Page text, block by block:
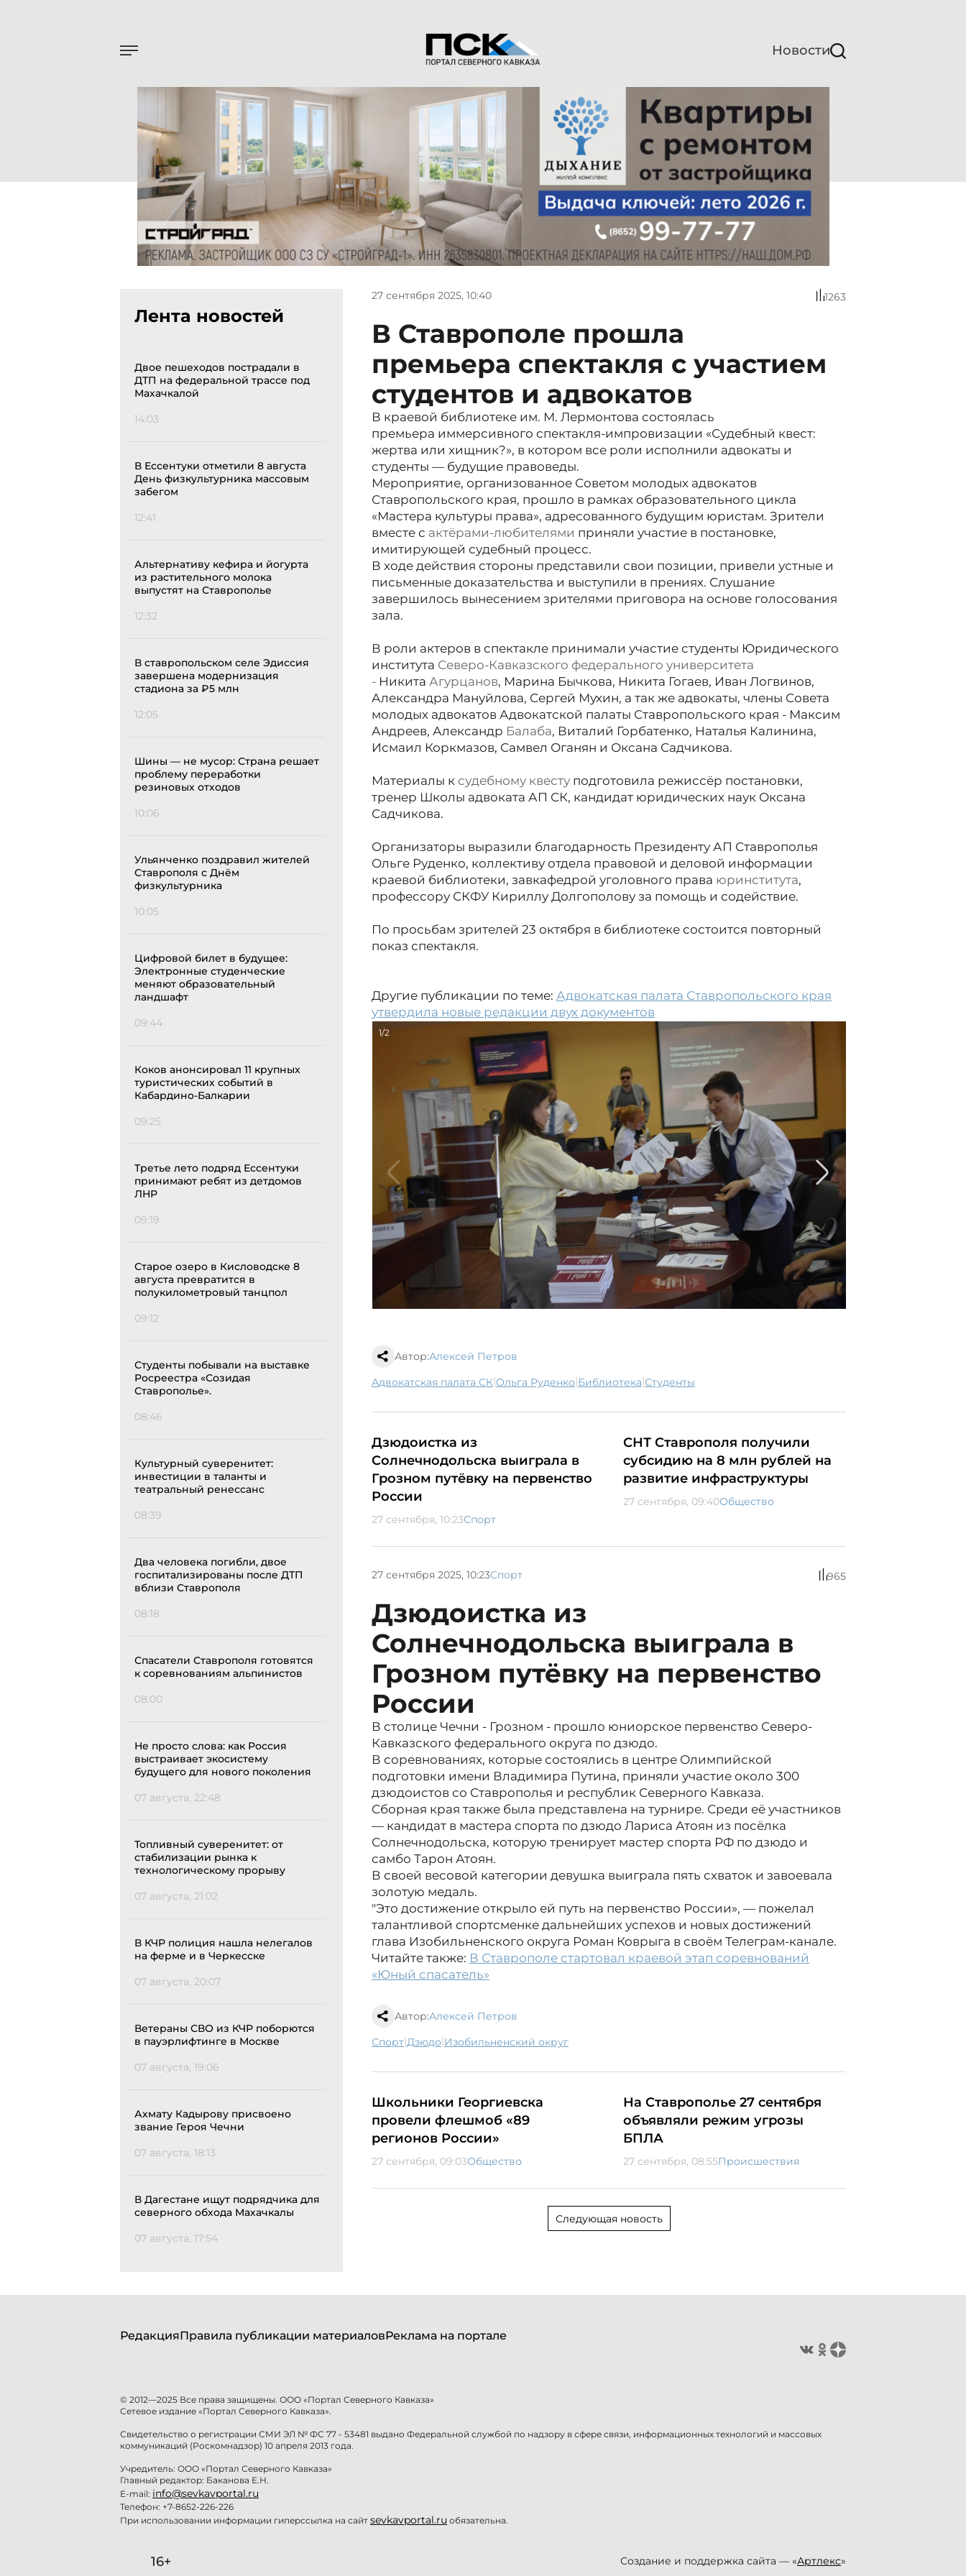
Новости
Лента новостей
Двое пешеходов пострадали в
ДТП на федеральной трассе под
Махачкалой
14:03
В Ессентуки отметили 8 августа
День физкультурника массовым
забегом
12:41
Альтернативу кефира и йогурта
из растительного молока
выпустят на Ставрополье
12:32
В ставропольском селе Эдиссия
завершена модернизация
стадиона за ₽5 млн
12:05
Шины — не мусор: Страна решает
проблему переработки
резиновых отходов
10:06
Ульянченко поздравил жителей
Ставрополя с Днём
физкультурника
10:05
Цифровой билет в будущее:
Электронные студенческие
меняют образовательный
ландшафт
09:44
Коков анонсировал 11 крупных
туристических событий в
Кабардино-Балкарии
09:25
Третье лето подряд Ессентуки
принимают ребят из детдомов
ЛНР
09:19
Старое озеро в Кисловодске 8
августа превратится в
полукилометровый танцпол
09:12
Студенты побывали на выставке
Росреестра «Созидая
Ставрополье».
08:46
Культурный суверенитет:
инвестиции в таланты и
театральный ренессанс
08:39
Два человека погибли, двое
госпитализированы после ДТП
вблизи Ставрополя
08:18
Спасатели Ставрополя готовятся
к соревнованиям альпинистов
08:00
Не просто слова: как Россия
выстраивает экосистему
будущего для нового поколения
07 августа, 22:48
Топливный суверенитет: от
стабилизации рынка к
технологическому прорыву
07 августа, 21:02
В КЧР полиция нашла нелегалов
на ферме и в Черкесске
07 августа, 20:07
Ветераны СВО из КЧР поборются
в пауэрлифтинге в Москве
07 августа, 19:06
Ахмату Кадырову присвоено
звание Героя Чечни
07 августа, 18:13
В Дагестане ищут подрядчика для
северного обхода Махачкалы
07 августа, 17:54
27 сентября 2025, 10:40 1263
В Ставрополе прошла
премьера спектакля с участием
студентов и адвокатов
В краевой библиотеке им. М. Лермонтова состоялась
премьера иммерсивного спектакля-импровизации «Судебный квест:
жертва или хищник?», в котором все роли исполнили адвокаты и
студенты — будущие правоведы.
Мероприятие, организованное Советом молодых адвокатов
Ставропольского края, прошло в рамках образовательного цикла
«Мастера культуры права», адресованного будущим юристам. Зрители
вместе с актёрами-любителями приняли участие в постановке,
имитирующей судебный процесс.
В ходе действия стороны представили свои позиции, привели устные и
письменные доказательства и выступили в прениях. Слушание
завершилось вынесением зрителями приговора на основе голосования
зала.
В роли актеров в спектакле принимали участие студенты Юридического
института Северо-Кавказского федерального университета
- Никита Агурцанов, Марина Бычкова, Никита Гогаев, Иван Логвинов,
Александра Мануйлова, Сергей Мухин, а так же адвокаты, члены Совета
молодых адвокатов Адвокатской палаты Ставропольского края - Максим
Андреев, Александр Балаба, Виталий Горбатенко, Наталья Калинина,
Исмаил Коркмазов, Самвел Оганян и Оксана Садчикова.
Материалы к судебному квесту подготовила режиссёр постановки,
тренер Школы адвоката АП СК, кандидат юридических наук Оксана
Садчикова.
Организаторы выразили благодарность Президенту АП Ставрополья
Ольге Руденко, коллективу отдела правовой и деловой информации
краевой библиотеки, завкафедрой уголовного права юринститута,
профессору СКФУ Кириллу Долгополову за помощь и содействие.
По просьбам зрителей 23 октября в библиотеке состоится повторный
показ спектакля.
Другие публикации по теме: Адвокатская палата Ставропольского края
утвердила новые редакции двух документов
1/2
Автор:Алексей Петров
Адвокатская палата СК| Ольга Руденко| библиотека| студенты
Дзюдоистка из
Солнечнодольска выиграла в
Грозном путёвку на первенство
России
27 сентября, 10:23Спорт
СНТ Ставрополя получили
субсидию на 8 млн рублей на
развитие инфраструктуры
27 сентября, 09:40Общество
27 сентября 2025, 10:23Спорт 965
Дзюдоистка из
Солнечнодольска выиграла в
Грозном путёвку на первенство
России
В столице Чечни - Грозном - прошло юниорское первенство Северо-
Кавказского федерального округа по дзюдо.
В соревнованиях, которые состоялись в центре Олимпийской
подготовки имени Владимира Путина, приняли участие около 300
дзюдоистов со Ставрополья и республик Северного Кавказа.
Сборная края также была представлена на турнире. Среди её участников
— кандидат в мастера спорта по дзюдо Лариса Атоян из посёлка
Солнечнодольска, которую тренирует мастер спорта РФ по дзюдо и
самбо Тарон Атоян.
В своей весовой категории девушка выиграла пять схваток и завоевала
золотую медаль.
"Это достижение открыло ей путь на первенство России», — пожелал
талантливой спортсменке дальнейших успехов и новых достижений
глава Изобильненского округа Роман Коврыга в своём Телеграм-канале.
Читайте также: В Ставрополе стартовал краевой этап соревнований
«Юный спасатель»
Автор:Алексей Петров
спорт| дзюдо| Изобильненский округ
Школьники Георгиевска
провели флешмоб «89
регионов России»
27 сентября, 09:03Общество
На Ставрополье 27 сентября
объявляли режим угрозы
БПЛА
27 сентября, 08:55Происшествия
Следующая новость
РедакцияПравила публикации материаловРеклама на портале
© 2012—2025 Все права защищены. ООО «Портал Северного Кавказа»
Сетевое издание «Портал Северного Кавказа».
Свидетельство о регистрации СМИ ЭЛ № ФС 77 - 53481 выдано Федеральной службой по надзору в сфере связи, информационных технологий и массовых
коммуникаций (Роскомнадзор) 10 апреля 2013 года.
Учредитель: ООО «Портал Северного Кавказа»
Главный редактор: Баканова Е.Н.
E-mail: info@sevkavportal.ru
Телефон: +7-8652-226-226
При использовании информации гиперссылка на сайт sevkavportal.ru обязательна.
16+ Создание и поддержка сайта — «Артлекс»